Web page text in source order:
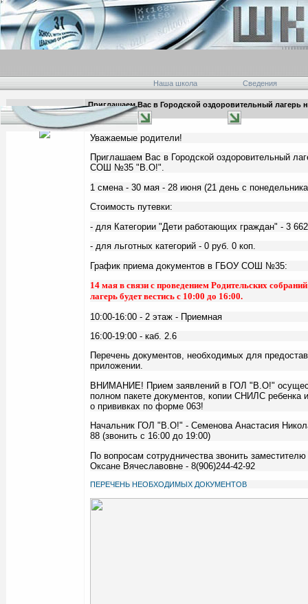
Наша школа Сведения
00:06 14.05.2019
Приглашаем Вас в Городской оздоровительный
"В.О!".
Уважаемые родители!
Приглашаем Вас в Городской оздоровительный
СОШ №35 "В.О!".
1 смена - 30 мая - 28 июня (21 день с
Стоимость путевки:
- для Категории "Дети работающих граждан" - 3
- для льготных категорий - 0 руб. 0 коп.
График приема документов в ГБОУ СОШ №35:
14 мая в связи с проведением Родительских
лагерь будет вестись с 10:00 до 16:00.
10:00-16:00 - 2 этаж - Приемная
16:00-19:00 - каб. 2.6
Перечень документов, необходимых для
приложении.
ВНИМАНИЕ! Прием заявлений в ГОЛ "В.О!"
полном пакете документов, копии СНИЛС ребенка
о прививках по форме 063!
Начальник ГОЛ "В.О!" - Семенова Анастасия
88 (звонить с 16:00 до 19:00)
По вопросам сотрудничества звонить
Оксане Вячеславовне - 8(906)244-42-92
ПЕРЕЧЕНЬ НЕОБХОДИМЫХ ДОКУМЕНТОВ